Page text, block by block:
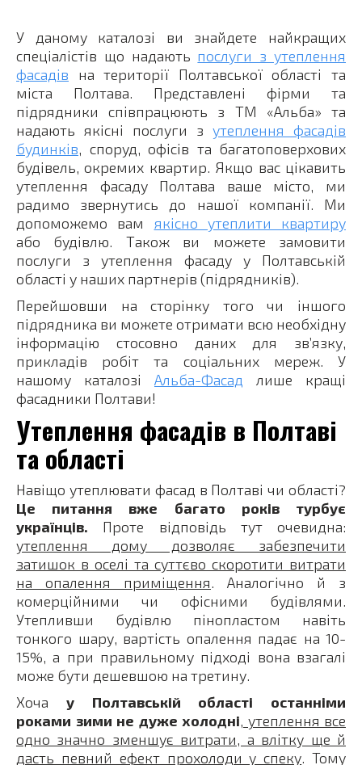
У даному каталозі ви знайдете найкращих
спеціалістів що надають послуги з утеплення
фасадів на території Полтавської області та
міста Полтава. Представлені фірми та
підрядники співпрацюють з ТМ «Альба» та
надають якісні послуги з утеплення фасадів
будинків, споруд, офісів та багатоповерхових
будівель, окремих квартир. Якщо вас цікавить
утеплення фасаду Полтава ваше місто, ми
радимо звернутись до нашої компанії. Ми
допоможемо вам якісно утеплити квартиру
або будівлю. Також ви можете замовити
послуги з утеплення фасаду у Полтавській
області у наших партнерів (підрядників).
Перейшовши на сторінку того чи іншого
підрядника ви можете отримати всю необхідну
інформацію стосовно даних для зв’язку,
прикладів робіт та соціальних мереж. У
нашому каталозі Альба-Фасад лише кращі
фасадники Полтави!
Утеплення фасадів в Полтаві
та області
Навіщо утеплювати фасад в Полтаві чи області?
Це питання вже багато років турбує
українців. Проте відповідь тут очевидна:
утеплення дому дозволяє забезпечити
затишок в оселі та суттєво скоротити витрати
на опалення приміщення. Аналогічно й з
комерційними чи офісними будівлями.
Утепливши будівлю пінопластом навіть
тонкого шару, вартість опалення падає на 10-
15%, а при правильному підході вона взагалі
може бути дешевшою на третину.
Хоча у Полтавській області останніми
роками зими не дуже холодні, утеплення все
одно значно зменшує витрати, а влітку ще й
дасть певний ефект прохолоди у спеку. Тому